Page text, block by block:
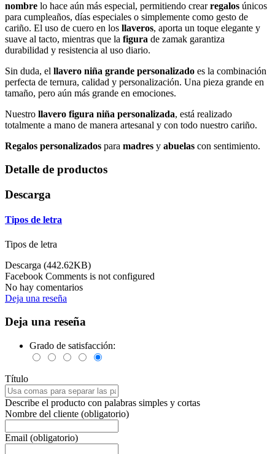
nombre lo hace aún más especial, permitiendo crearregalos únicos
para cumpleaños, días especiales o simplemente como gesto de
cariño. El uso de cuero en los llaveros, aporta un toque elegante y
suave al tacto, mientras que la figura de zamak garantiza
durabilidad y resistencia al uso diario.
Sin duda, el llavero niña grande personalizado es la combinación
perfecta de ternura, calidad y personalización. Una pieza grande en
tamaño, pero aún más grande en emociones.
Nuestro llavero figura niña personalizada, está realizado
totalmente a mano de manera artesanal y con todo nuestro cariño.
Regalos personalizados para madres y abuelas con sentimiento.
Detalle de productos
Descarga
Tipos de letra
Tipos de letra
Descarga (442.62KB)
Facebook Comments is not configured
No hay comentarios
Deja una reseña
Deja una reseña
Grado de satisfacción:
Título
Describe el producto con palabras simples y cortas
Nombre del cliente (obligatorio)
Email (obligatorio)